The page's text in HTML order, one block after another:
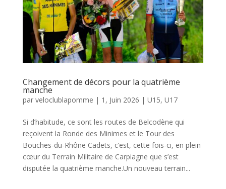
Changement de décors pour la quatrième
manche
par veloclublapomme | 1, Juin 2026 | U15, U17
Si d’habitude, ce sont les routes de Belcodène qui
reçoivent la Ronde des Minimes et le Tour des
Bouches-du-Rhône Cadets, c’est, cette fois-ci, en plein
cœur du Terrain Militaire de Carpiagne que s’est
disputée la quatrième manche.Un nouveau terrain...